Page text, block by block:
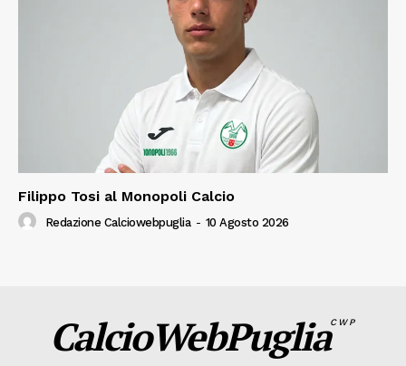
Filippo Tosi al Monopoli Calcio
Redazione Calciowebpuglia - 10 Agosto 2026
CalcioWebPugliaCWP